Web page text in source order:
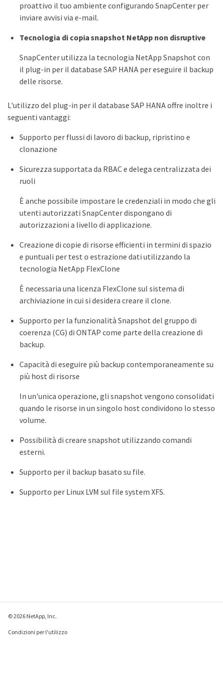
proattivo il tuo ambiente configurando SnapCenter per
inviare avvisi via e-mail.
Tecnologia di copia snapshot NetApp non disruptive
SnapCenter utilizza la tecnologia NetApp Snapshot con
il plug-in per il database SAP HANA per eseguire il backup
delle risorse.
L'utilizzo del plug-in per il database SAP HANA offre inoltre i
seguenti vantaggi:
Supporto per flussi di lavoro di backup, ripristino e
clonazione
Sicurezza supportata da RBAC e delega centralizzata dei
ruoli
È anche possibile impostare le credenziali in modo che gli
utenti autorizzati SnapCenter dispongano di
autorizzazioni a livello di applicazione.
Creazione di copie di risorse efficienti in termini di spazio
e puntuali per test o estrazione dati utilizzando la
tecnologia NetApp FlexClone
È necessaria una licenza FlexClone sul sistema di
archiviazione in cui si desidera creare il clone.
Supporto per la funzionalità Snapshot del gruppo di
coerenza (CG) di ONTAP come parte della creazione di
backup.
Capacità di eseguire più backup contemporaneamente su
più host di risorse
In un'unica operazione, gli snapshot vengono consolidati
quando le risorse in un singolo host condividono lo stesso
volume.
Possibilità di creare snapshot utilizzando comandi
esterni.
Supporto per il backup basato su file.
Supporto per Linux LVM sul file system XFS.
© 2026 NetApp, Inc.
Condizioni per l'utilizzo